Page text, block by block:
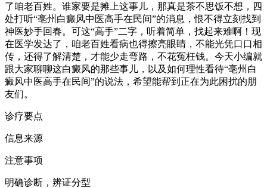
了咱老百姓。谁家要是摊上这事儿，那真是茶不思饭不想，四
处打听“亳州白癜风中医高手在民间”的消息，恨不得立刻找到
神医妙手回春。可这“高手”二字，听着简单，找起来难啊！现
在医学发达了，咱老百姓看病也得擦亮眼睛，不能光凭口口相
传，还得了解清楚，才能少走弯路，不花冤枉钱。今天小编就
跟大家聊聊这白癜风的那些事儿，以及如何理性看待“亳州白
癜风中医高手在民间”的说法，希望能帮到正在为此困扰的朋
友们。
诊疗要点
信息来源
注意事项
明确诊断，辨证分型